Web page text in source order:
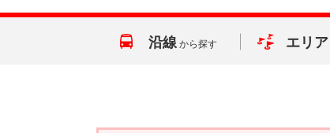
沿線 から探す エリア